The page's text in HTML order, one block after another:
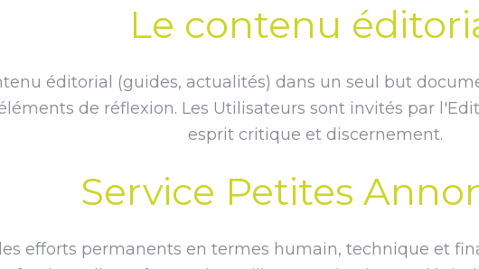
Le contenu
éditorial (guides, actualités) dans un seul but
de réflexion. Les Utilisateurs sont invités par
esprit critique et discernement.
Service Petites
efforts permanents en termes humain, technique et